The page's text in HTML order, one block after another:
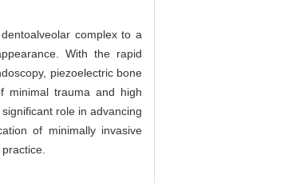
complex to a
With the rapid
piezoelectric bone
minimal trauma and high
role in advancing
of minimally invasive